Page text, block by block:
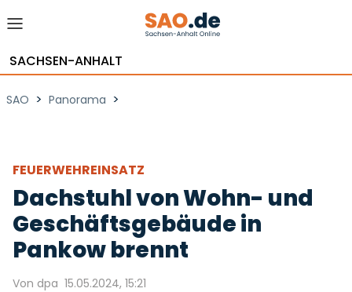
SACHSEN-ANHALT
SAO > Panorama >
FEUERWEHREINSATZ
Dachstuhl von Wohn- und
Geschäftsgebäude in
Pankow brennt
Von dpa 15.05.2024, 15:21